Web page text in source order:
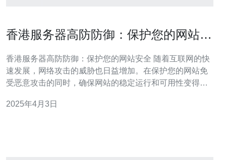
香港服务器高防防御：保护您的网站安
香港服务器高防防御：保护您的网站安全 随着互联网的快
速发展，网络攻击的威胁也日益增加。在保护您的网站免
受恶意攻击的同时，确保网站的稳定运行和可用性变得尤
的解决方案，保障您的网站安全。 高防防御是一种网络安
2025年4月3日